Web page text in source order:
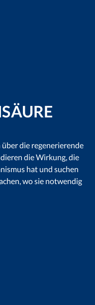
die regenerierende
die Wirkung, die
hat und suchen
wo sie notwendig